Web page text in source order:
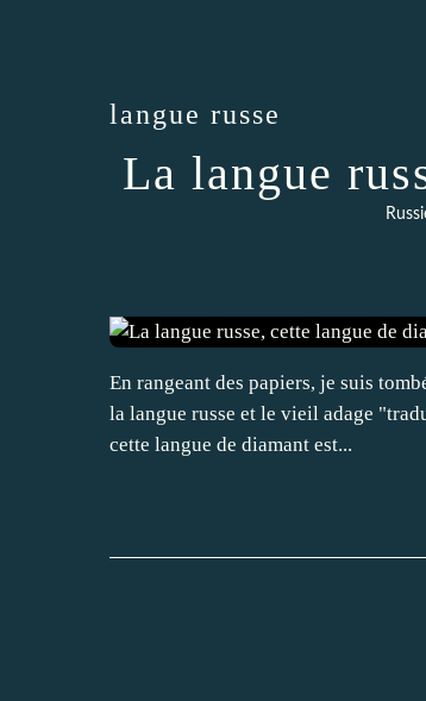
langue russe
La langue
En rangeant des papiers, je suis
la langue russe et le vieil adage
cette langue de diamant est...